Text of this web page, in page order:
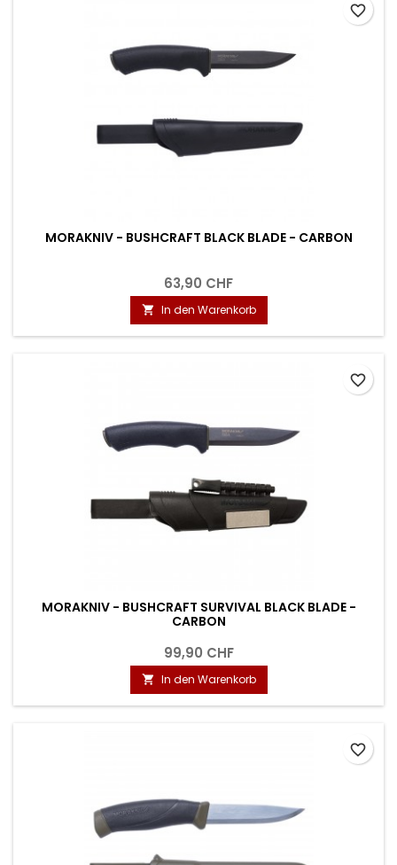
MORAKNIV - BUSHCRAFT BLACK BLADE - CARBON
63,90 CHF
 In den Warenkorb
favorite_border
MORAKNIV - BUSHCRAFT SURVIVAL BLACK BLADE -
CARBON
99,90 CHF
 In den Warenkorb
favorite_border
favorite_border